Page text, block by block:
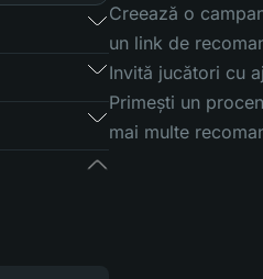
Creează o
un link de
Invită jucători cu
Primești un
mai multe